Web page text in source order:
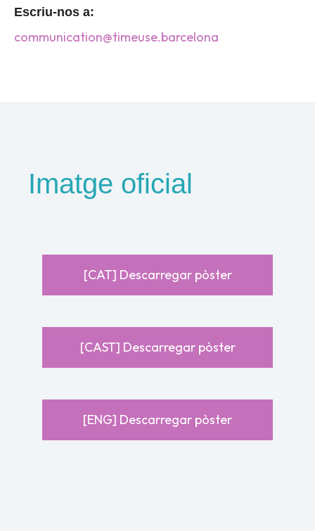
Escriu-nos a:
communication@timeuse.barcelona
Imatge oficial
[CAT] Descarregar pòster
[CAST] Descarregar pòster
[ENG] Descarregar pòster